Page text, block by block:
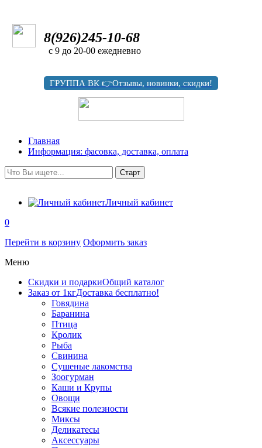
8(926)245-10-68
с 9 до 20-00 ежедневно
ГРУППА ВК 👉Отзывы, новинки, скидки!
Главная
Информация: фасовка, доставка, оплата
Личный кабинет
0
Перейти в корзину Оформить заказ
Меню
Скидки и подаркиОбщий каталог
Заказ от 1кгДоставка бесплатно!
Говядина
Баранина
Птица
Кролик
Рыба
Свинина
Сушеные лакомства
Зоогурман
Каши и Крупы
Овощи
Всякие полезности
Миксы
Деликатесы
Аксессуары